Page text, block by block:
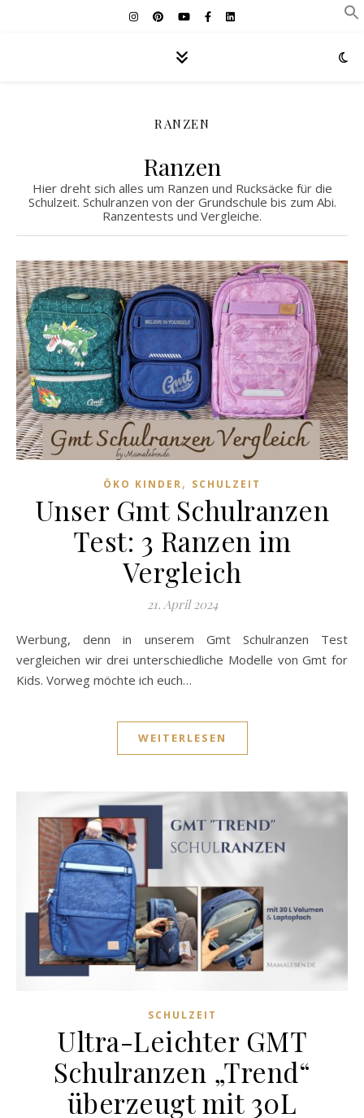
RANZEN
Ranzen
Hier dreht sich alles um Ranzen und Rucksäcke für die
Schulzeit. Schulranzen von der Grundschule bis zum Abi.
Ranzentests und Vergleiche.
ÖKO KINDER, SCHULZEIT
Unser Gmt Schulranzen
Test: 3 Ranzen im
Vergleich
21. April 2024
Werbung, denn in unserem Gmt Schulranzen Test
vergleichen wir drei unterschiedliche Modelle von Gmt for
Kids. Vorweg möchte ich euch…
WEITERLESEN
SCHULZEIT
Ultra-Leichter GMT
Schulranzen „Trend“
überzeugt mit 30L